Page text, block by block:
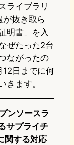
ライブラリ
が抜き取ら
明書」を入
ぜたった2台
ながったの
12日までに何
きます。
ンソースラ
サプライチ
関する対応